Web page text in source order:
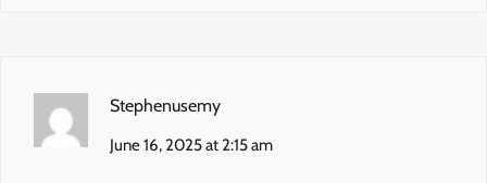
Stephenusemy
June 16, 2025 at 2:15 am